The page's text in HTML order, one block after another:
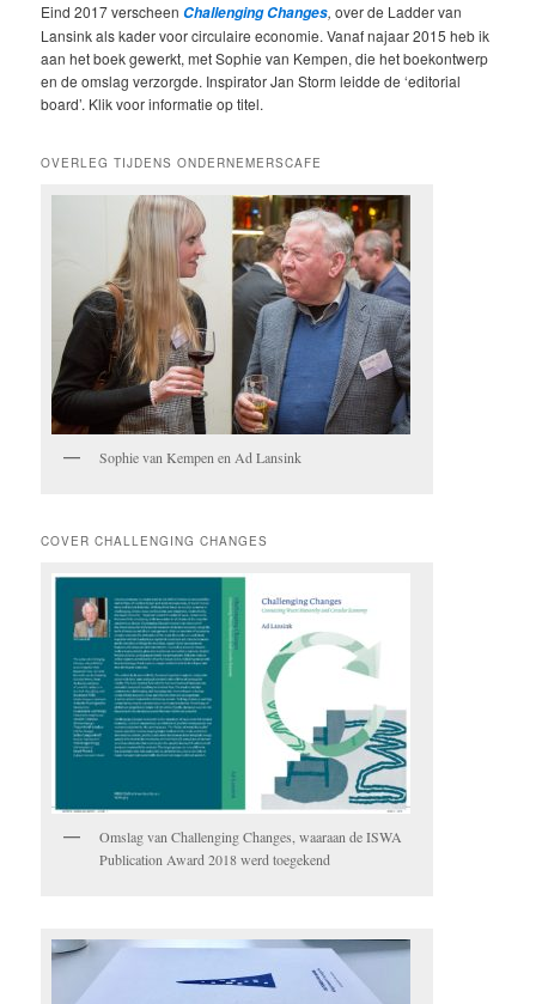
Eind 2017 verscheen Challenging Changes, over de Ladder van
Lansink als kader voor circulaire economie. Vanaf najaar 2015 heb ik
aan het boek gewerkt, met Sophie van Kempen, die het boekontwerp
en de omslag verzorgde. Inspirator Jan Storm leidde de ‘editorial
board’. Klik voor informatie op titel.
OVERLEG TIJDENS ONDERNEMERSCAFE
Sophie van Kempen en Ad Lansink
COVER CHALLENGING CHANGES
Omslag van Challenging Changes, waaraan de ISWA
Publication Award 2018 werd toegekend